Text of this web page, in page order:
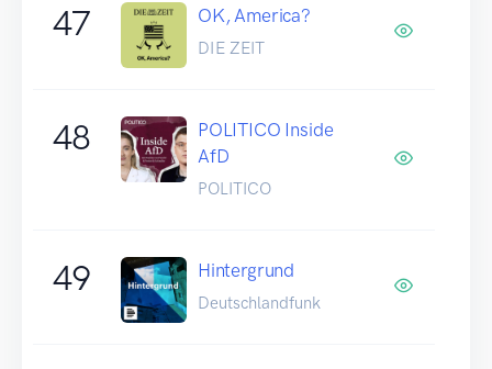
47 OK, America?
DIE ZEIT
48
POLITICO Inside
AfD
POLITICO
49 Hintergrund
Deutschlandfunk